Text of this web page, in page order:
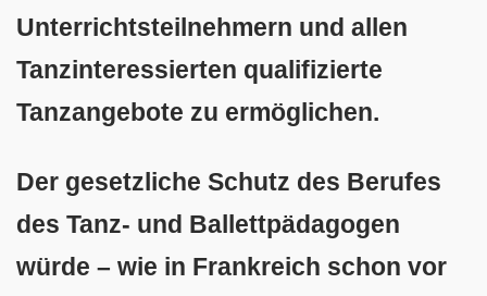
Unterrichtsteilnehmern und allen
Tanzinteressierten qualifizierte
Tanzangebote zu ermöglichen.
Der gesetzliche Schutz des Berufes
des Tanz- und Ballettpädagogen
würde – wie in Frankreich schon vor